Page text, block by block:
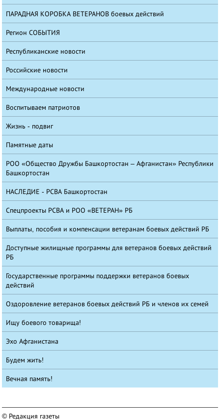
ПАРАДНАЯ КОРОБКА ВЕТЕРАНОВ боевых действий
Регион СОБЫТИЯ
Республиканские новости
Российские новости
Международные новости
Воспитываем патриотов
Жизнь - подвиг
Памятные даты
РОО «Общество Дружбы Башкортостан – Афганистан» Республики
Башкортостан
НАСЛЕДИЕ - РСВА Башкортостан
Спецпроекты РСВА и РОО «ВЕТЕРАН» РБ
Выплаты, пособия и компенсации ветеранам боевых действий РБ
Доступные жилищные программы для ветеранов боевых действий
РБ
Государственные программы поддержки ветеранов боевых
действий
Оздоровление ветеранов боевых действий РБ и членов их семей
Ищу боевого товарища!
Эхо Афганистана
Будем жить!
Вечная память!
© Редакция газеты